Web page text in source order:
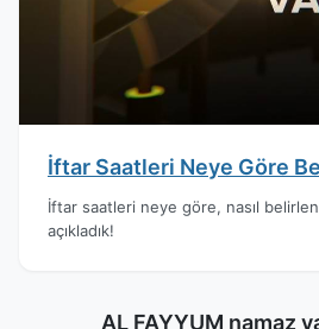
İftar Saatleri Neye Göre
İftar saatleri neye göre, nasıl
açıkladık!
AL FAYYUM namaz